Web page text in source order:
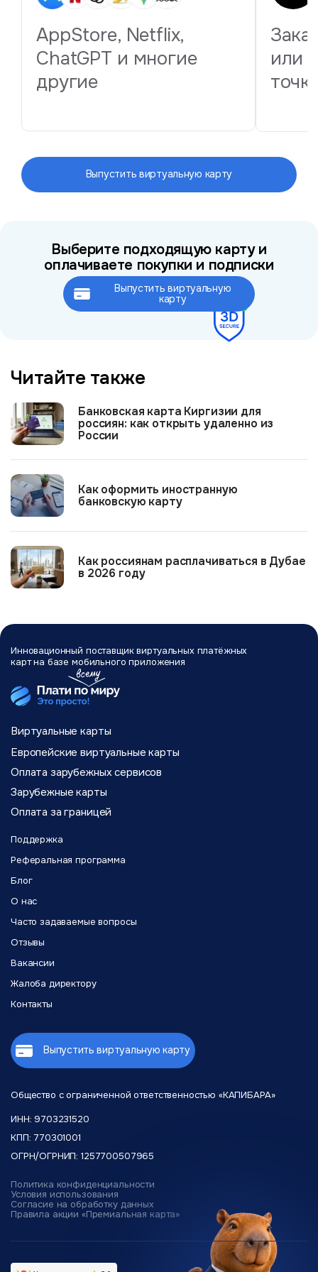
AppStore, Netflix,
ChatGPT и многие
другие
или
Выпустить виртуальную карту
Выберите подходящую карту и
оплачиваете покупки и подписки
Это займёт не более 2 минут
Выпустить виртуальную
карту
Читайте также
Банковская карта Киргизии для
россиян: как открыть удаленно из
России
Как оформить иностранную
банковскую карту
Как россиянам расплачиваться в Дубае
в 2026 году
Инновационный поставщик виртуальныхплатёжных
карт на базе мобильного приложения
Общество с ограниченной ответственностью «КАПИБАРА»
ИНН: 9703231520
КПП: 770301001
ОГРН/ОГРНИП: 1257700507965
Виртуальные карты
Европейские виртуальные карты
Оплата зарубежных сервисов
Зарубежные карты
Оплата за границей
Поддержка
Реферальная программа
Блог
О нас
Часто задаваемые вопросы
Отзывы
Вакансии
Жалоба директору
Контакты
Выпустить виртуальную карту
Политика конфиденциальности
Условия использования
Согласие на обработку данных
Правила акции «Премиальная карта»